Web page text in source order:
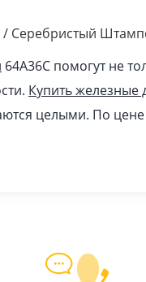
/ Серебристый
64A36C помогут не
Купить железные
целыми. По